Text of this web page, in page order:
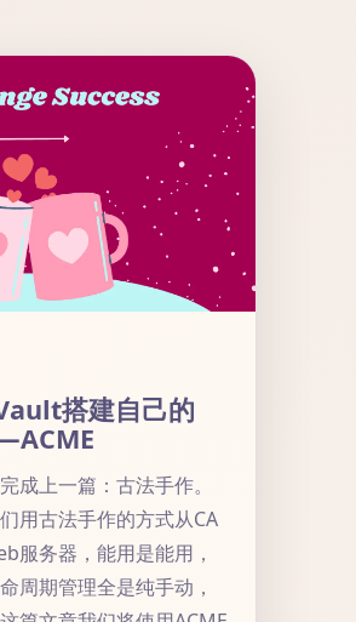
搭建自己的
成上一篇：古法手作。
用古法手作的方式从CA
服务器，能用是能用，
周期管理全是纯手动，